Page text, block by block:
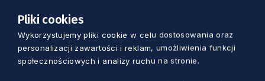
KULTURA
120 lat! Jubileuszowy rok skansenu we
Wdzydzach
Pliki cookies
Wykorzystujemy pliki cookie w celu dostosowania oraz
personalizacji zawartości i reklam, umożliwienia funkcji
społecznościowych i analizy ruchu na stronie.